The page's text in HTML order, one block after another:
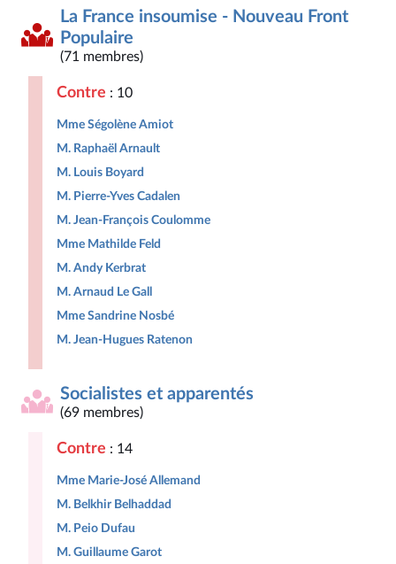
La France insoumise - Nouveau Front
Populaire
(71 membres)
Contre : 10
Mme Ségolène Amiot
M. Raphaël Arnault
M. Louis Boyard
M. Pierre-Yves Cadalen
M. Jean-François Coulomme
Mme Mathilde Feld
M. Andy Kerbrat
M. Arnaud Le Gall
Mme Sandrine Nosbé
M. Jean-Hugues Ratenon
Socialistes et apparentés
(69 membres)
Contre : 14
Mme Marie-José Allemand
M. Belkhir Belhaddad
M. Peio Dufau
M. Guillaume Garot